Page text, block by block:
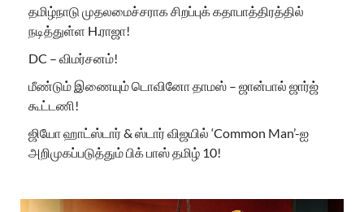
தமிழ்நாடு முதலமைச்சராக சிறப்புக் கதாபாத்திரத்தில்
நடித்துள்ள H.ராஜா!
DC – விமர்சனம்!
மீண்டும் இணையும் டொவினோ தாமஸ் – ஜான்பால் ஜார்ஜ்
கூட்டணி!
ஜியோ ஹாட்ஸ்டார் & ஸ்டார் விஜயில் ‘Common Man’-ஐ
அறிமுகப்படுத்தும் பிக் பாஸ் தமிழ் 10!